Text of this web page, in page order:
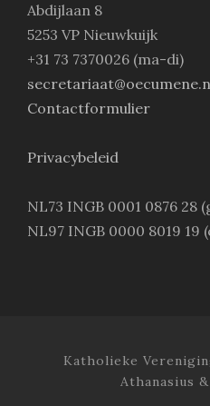
Abdijlaan 8
5253 VP Nieuwkuijk
+31 73 7370026 (ma-di)
Contactformulier
Privacybeleid
NL73 INGB 0001 0876 28
NL97 INGB 0000 8019 19
Katholieke
Athanasius